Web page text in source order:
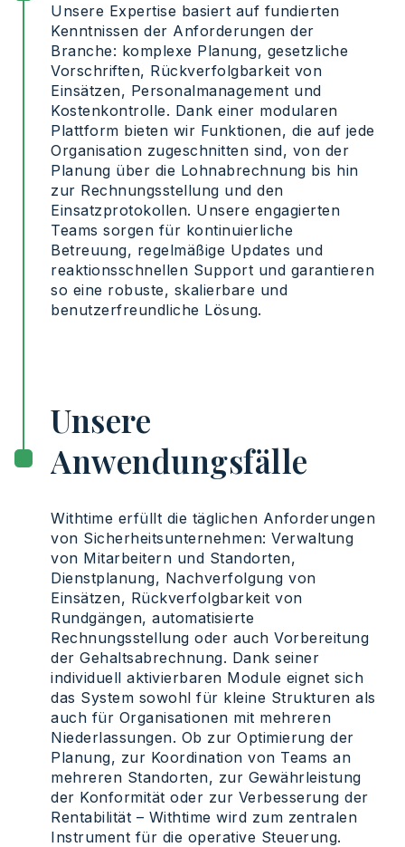
Unsere Expertise basiert auf fundierten
Kenntnissen der Anforderungen der
Branche: komplexe Planung, gesetzliche
Vorschriften, Rückverfolgbarkeit von
Einsätzen, Personalmanagement und
Kostenkontrolle. Dank einer modularen
Plattform bieten wir Funktionen, die auf jede
Organisation zugeschnitten sind, von der
Planung über die Lohnabrechnung bis hin
zur Rechnungsstellung und den
Einsatzprotokollen. Unsere engagierten
Teams sorgen für kontinuierliche
Betreuung, regelmäßige Updates und
reaktionsschnellen Support und garantieren
so eine robuste, skalierbare und
benutzerfreundliche Lösung.
Unsere
Anwendungsfälle
Withtime erfüllt die täglichen Anforderungen
von Sicherheitsunternehmen: Verwaltung
von Mitarbeitern und Standorten,
Dienstplanung, Nachverfolgung von
Einsätzen, Rückverfolgbarkeit von
Rundgängen, automatisierte
Rechnungsstellung oder auch Vorbereitung
der Gehaltsabrechnung. Dank seiner
individuell aktivierbaren Module eignet sich
das System sowohl für kleine Strukturen als
auch für Organisationen mit mehreren
Niederlassungen. Ob zur Optimierung der
Planung, zur Koordination von Teams an
mehreren Standorten, zur Gewährleistung
der Konformität oder zur Verbesserung der
Rentabilität – Withtime wird zum zentralen
Instrument für die operative Steuerung.